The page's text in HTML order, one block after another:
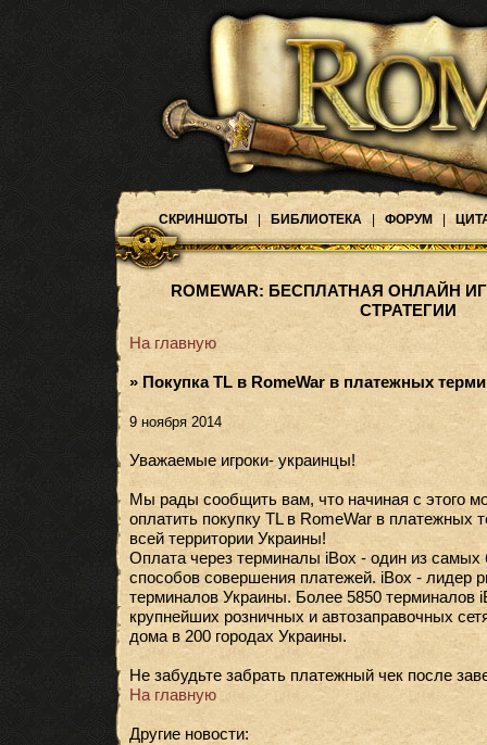
СКРИНШОТЫ БИБЛИОТЕКА ФОРУМ
ROMEWAR: БЕСПЛАТНАЯ ОНЛАЙН
СТРАТЕГИИ
На главную
» Покупка TL в RomeWar в платежных
9 ноября 2014
Уважаемые игроки- украинцы!
Мы рады сообщить вам, что начиная с этого
оплатить покупку TL в RomeWar в платежных
всей территории Украины!
Оплата через терминалы iBox - один из
способов совершения платежей. iBox - лидер
терминалов Украины. Более 5850 терминалов
крупнейших розничных и автозаправочных
дома в 200 городах Украины.
Не забудьте забрать платежный чек после
На главную
Другие новости: